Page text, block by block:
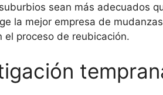
sean más adecuados
la mejor empresa de
proceso de reubicación.